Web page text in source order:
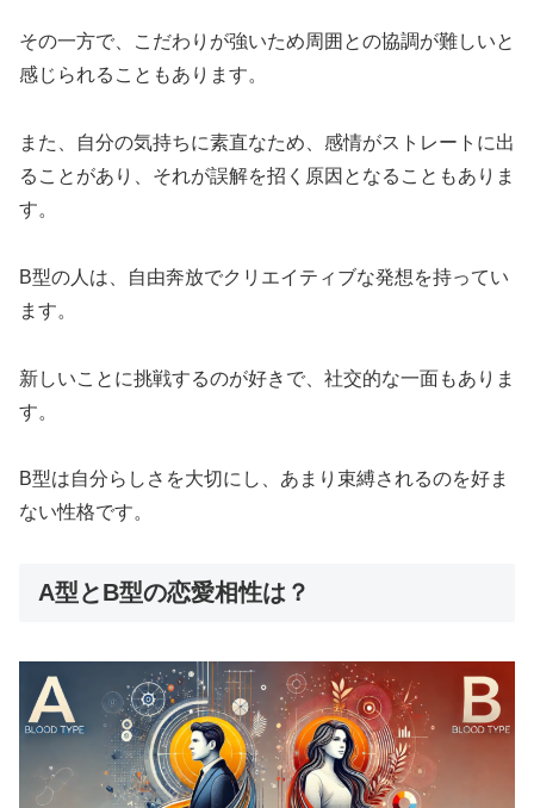
その一方で、こだわりが強いため周囲との協調が難しいと
感じられることもあります。
また、自分の気持ちに素直なため、感情がストレートに出
ることがあり、それが誤解を招く原因となることもありま
す。
B型の人は、自由奔放でクリエイティブな発想を持ってい
ます。
新しいことに挑戦するのが好きで、社交的な一面もありま
す。
B型は自分らしさを大切にし、あまり束縛されるのを好ま
ない性格です。
A型とB型の恋愛相性は？